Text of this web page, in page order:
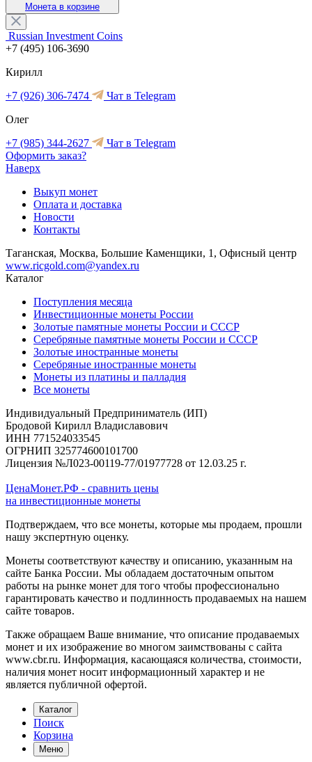
Монета в корзине
Russian Investment Coins
+7 (495) 106-3690
Кирилл
+7 (926) 306-7474
Чат в Telegram
Олег
+7 (985) 344-2627
Чат в Telegram
Оформить заказ?
Наверх
Выкуп монет
Оплата и доставка
Новости
Контакты
Таганская, Москва, Большие Каменщики, 1, Офисный центр
www.ricgold.com@yandex.ru
Каталог
Поступления месяца
Инвестиционные монеты России
Золотые памятные монеты России и СССР
Серебряные памятные монеты России и СССР
Золотые иностранные монеты
Серебряные иностранные монеты
Монеты из платины и палладия
Все монеты
Индивидуальный Предприниматель (ИП)
Бродовой Кирилл Владиславович
ИНН 771524033545
ОГРНИП 325774600101700
Лицензия №Л023-00119-77/01977728 от 12.03.25 г.
ЦенаМонет.РФ - сравнить цены
на инвестиционные монеты
Подтверждаем, что все монеты, которые мы продаем, прошли
нашу экспертную оценку.
Монеты соответствуют качеству и описанию, указанным на
сайте Банка России. Мы обладаем достаточным опытом
работы на рынке монет для того чтобы профессионально
гарантировать качество и подлинность продаваемых на нашем
сайте товаров.
Также обращаем Ваше внимание, что описание продаваемых
монет и их изображение во многом заимствованы с сайта
www.cbr.ru. Информация, касающаяся количества, стоимости,
наличия монет носит информационный характер и не
является публичной офертой.
Каталог
Поиск
Корзина
Меню